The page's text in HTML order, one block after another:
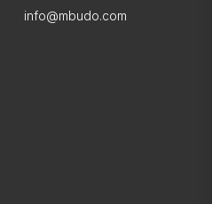
info@mbudo.com